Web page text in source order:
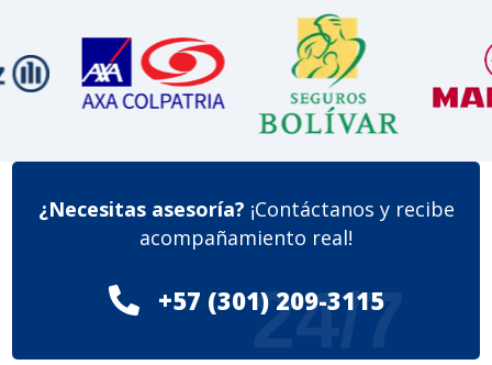
¿Necesitas asesoría? ¡Contáctanos y recibe
acompañamiento real!
+57 (301) 209-3115
24/7